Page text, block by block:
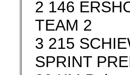
2 146
TEAM 2
3 215
SPRINT